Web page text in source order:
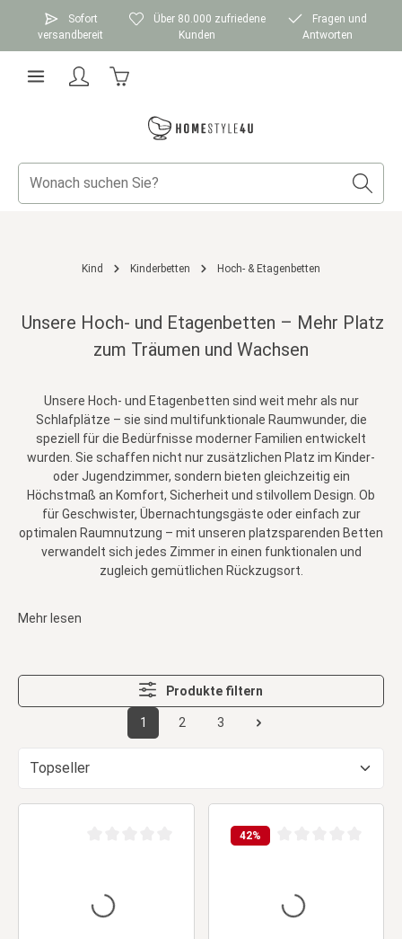
Zum Hauptinhalt springen
Sofort
versandbereit
Über 80.000 zufriedene
Kunden
Fragen und
Antworten
Kind Kinderbetten Hoch- & Etagenbetten
Unsere Hoch- und Etagenbetten – Mehr Platz
zum Träumen und Wachsen
Unsere Hoch- und Etagenbetten sind weit mehr als nur
Schlafplätze – sie sind multifunktionale Raumwunder, die
speziell für die Bedürfnisse moderner Familien entwickelt
wurden. Sie schaffen nicht nur zusätzlichen Platz im Kinder-
oder Jugendzimmer, sondern bieten gleichzeitig ein
Höchstmaß an Komfort, Sicherheit und stilvollem Design. Ob
für Geschwister, Übernachtungsgäste oder einfach zur
optimalen Raumnutzung – mit unseren platzsparenden Betten
verwandelt sich jedes Zimmer in einen funktionalen und
zugleich gemütlichen Rückzugsort.
Mehr lesen
Produkte filtern
Seite
1
Seite
2
Seite
3
42%